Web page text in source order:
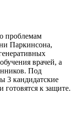
проблемам
Паркинсона,
врачей, а
Под
3 кандидатские
готовятся к защите.